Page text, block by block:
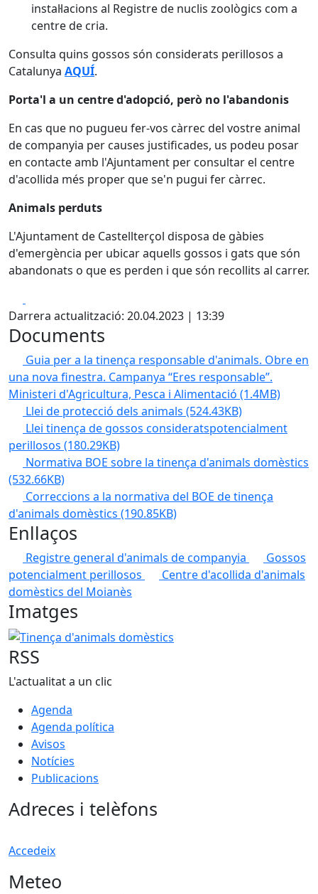
instal·lacions al Registre de nuclis zoològics com a
centre de cria.
Consulta quins gossos són considerats perillosos a
Catalunya AQUÍ.
Porta'l a un centre d'adopció, però no l'abandonis
En cas que no pugueu fer-vos càrrec del vostre animal
de companyia per causes justificades, us podeu posar
en contacte amb l'Ajuntament per consultar el centre
d'acollida més proper que se'n pugui fer càrrec.
Animals perduts
L'Ajuntament de Castellterçol disposa de gàbies
d'emergència per ubicar aquells gossos i gats que són
abandonats o que es perden i que són recollits al carrer.
Darrera actualització: 20.04.2023 | 13:39
Documents
Guia per a la tinença responsable d'animals. Obre en
una nova finestra. Campanya “Eres responsable”.
Ministeri d'Agricultura, Pesca i Alimentació (1.4MB)
Llei de protecció dels animals (524.43KB)
Llei tinença de gossos consideratspotencialment
perillosos (180.29KB)
Normativa BOE sobre la tinença d'animals domèstics
(532.66KB)
Correccions a la normativa del BOE de tinença
d'animals domèstics (190.85KB)
Enllaços
Registre general d'animals de companyia
Gossos
potencialment perillosos
Centre d'acollida d'animals
domèstics del Moianès
Imatges
Tinença d'animals domèstics
RSS
L'actualitat a un clic
Agenda
Agenda política
Avisos
Notícies
Publicacions
Adreces i telèfons
Accedeix
Meteo